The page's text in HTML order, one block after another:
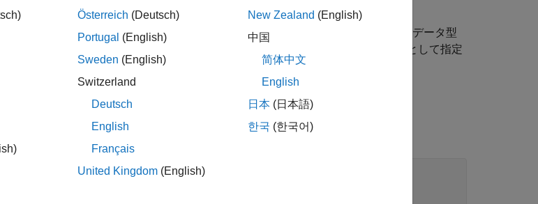
を指定するが、データ型伝播ルールが信号のデータ型を決定できない場合、信号データ型
として指定
を開き、生成されたブロック名が表示されるように設定します。
Österreich (Deutsch)
Portugal (English)
Sweden (English)
Switzerland
Deutsch
English
Français
United Kingdom (English)
New Zealand (English)
中国
简体中文
English
日本 (日本語)
한국 (한국어)